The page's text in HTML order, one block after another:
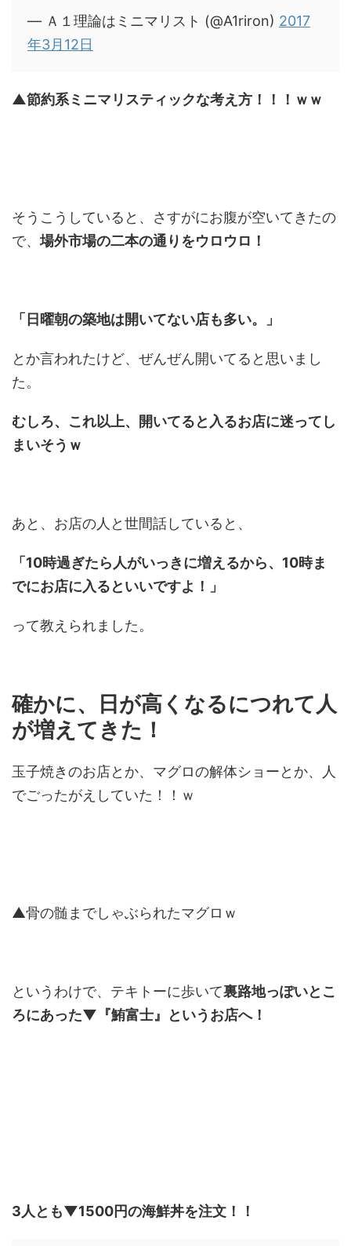
— Ａ１理論はミニマリスト (@A1riron) 2017
年3月12日
▲節約系ミニマリスティックな考え方！！！ｗｗ
そうこうしていると、さすがにお腹が空いてきたの
で、場外市場の二本の通りをウロウロ！
「日曜朝の築地は開いてない店も多い。」
とか言われたけど、ぜんぜん開いてると思いまし
た。
むしろ、これ以上、開いてると入るお店に迷ってし
まいそうｗ
あと、お店の人と世間話していると、
「10時過ぎたら人がいっきに増えるから、10時ま
でにお店に入るといいですよ！」
って教えられました。
確かに、日が高くなるにつれて人
が増えてきた！
玉子焼きのお店とか、マグロの解体ショーとか、人
でごったがえしていた！！ｗ
▲骨の髄までしゃぶられたマグロｗ
というわけで、テキトーに歩いて裏路地っぽいとこ
ろにあった▼『鮪富士』というお店へ！
3人とも▼1500円の海鮮丼を注文！！